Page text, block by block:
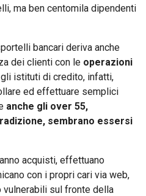
ma ben centomila dipendenti
bancari deriva anche
dei clienti con le operazioni
istituti di credito, infatti,
ed effettuare semplici
anche gli over 55,
sembrano essersi
acquisti, effettuano
con i propri cari via web,
vulnerabili sul fronte della